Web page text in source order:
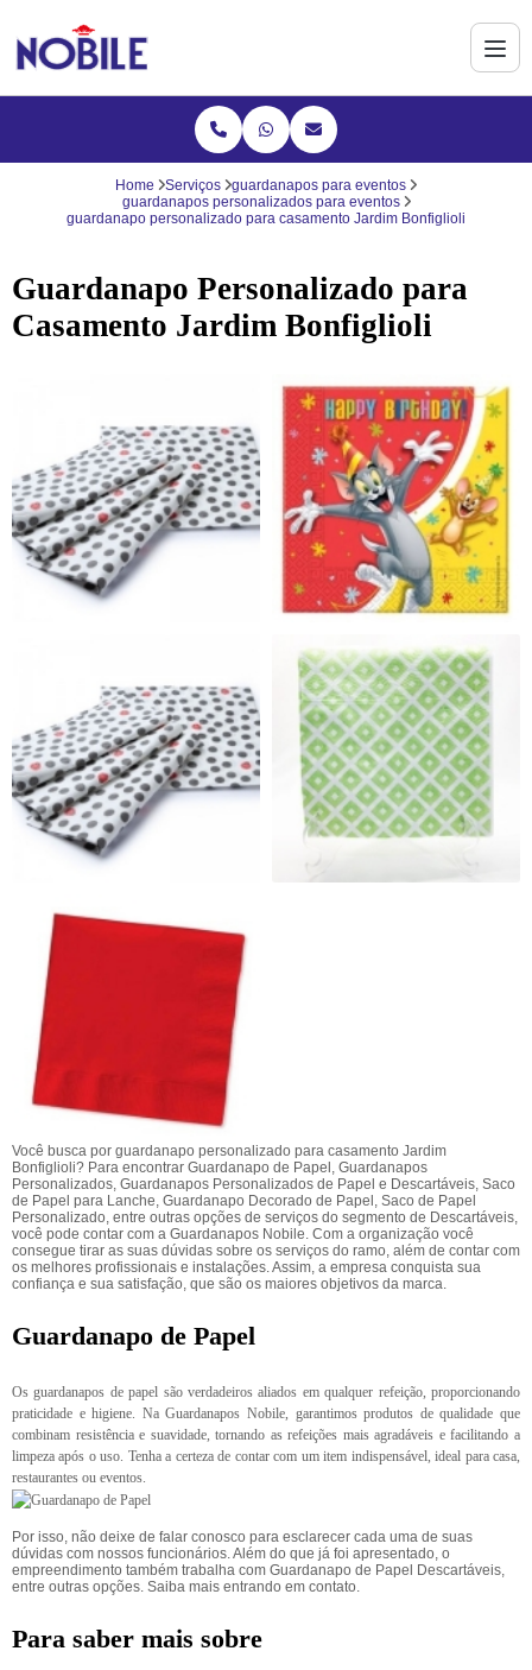
Home Serviços
guardanapos para eventos
guardanapos personalizados para eventos
guardanapo personalizado para casamento Jardim Bonfiglioli
Guardanapo Personalizado para
Casamento Jardim Bonfiglioli
Você busca por guardanapo personalizado para casamento Jardim
Bonfiglioli? Para encontrar Guardanapo de Papel, Guardanapos
Personalizados, Guardanapos Personalizados de Papel e Descartáveis, Saco
de Papel para Lanche, Guardanapo Decorado de Papel, Saco de Papel
Personalizado, entre outras opções de serviços do segmento de Descartáveis,
você pode contar com a Guardanapos Nobile. Com a organização você
consegue tirar as suas dúvidas sobre os serviços do ramo, além de contar com
os melhores profissionais e instalações. Assim, a empresa conquista sua
confiança e sua satisfação, que são os maiores objetivos da marca.
Guardanapo de Papel
Os guardanapos de papel são verdadeiros aliados em qualquer refeição, proporcionando
praticidade e higiene. Na Guardanapos Nobile, garantimos produtos de qualidade que
combinam resistência e suavidade, tornando as refeições mais agradáveis e facilitando a
limpeza após o uso. Tenha a certeza de contar com um item indispensável, ideal para casa,
restaurantes ou eventos.
Por isso, não deixe de falar conosco para esclarecer cada uma de suas
dúvidas com nossos funcionários. Além do que já foi apresentado, o
empreendimento também trabalha com Guardanapo de Papel Descartáveis,
entre outras opções. Saiba mais entrando em contato.
Para saber mais sobre